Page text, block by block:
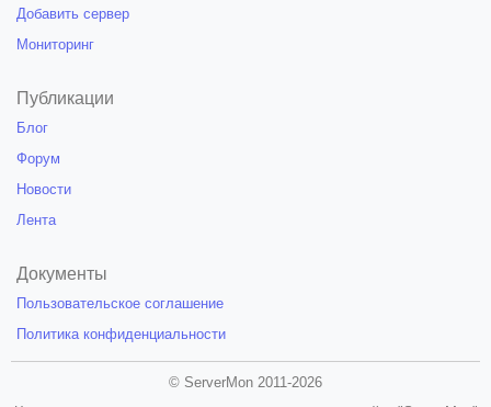
Добавить сервер
Мониторинг
Публикации
Блог
Форум
Новости
Лента
Документы
Пользовательское соглашение
Политика конфиденциальности
© ServerMon 2011-2026